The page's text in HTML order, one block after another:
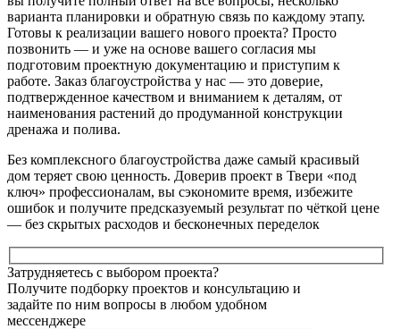
варианта планировки и обратную связь по каждому этапу.
Готовы к реализации вашего нового проекта? Просто
позвонить — и уже на основе вашего согласия мы
подготовим проектную документацию и приступим к
работе. Заказ благоустройства у нас — это доверие,
подтвержденное качеством и вниманием к деталям, от
наименования растений до продуманной конструкции
дренажа и полива.
Без комплексного благоустройства даже самый красивый
дом теряет свою ценность. Доверив проект в Твери «под
ключ» профессионалам, вы сэкономите время, избежите
ошибок и получите предсказуемый результат по чёткой цене
— без скрытых расходов и бесконечных переделок
Затрудняетесь с выбором проекта?
Получите подборку проектов и консультацию и
задайте по ним вопросы в любом удобном
мессенджере